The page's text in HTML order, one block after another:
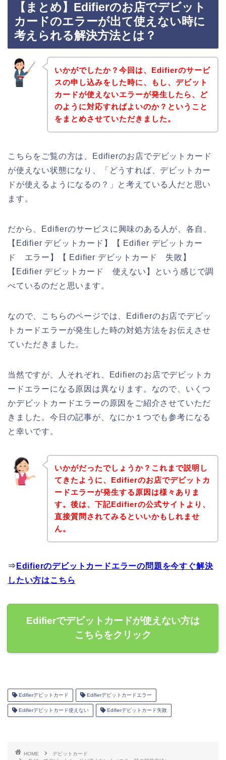
【まとめ】Edifierのお店でデビット
カードのエラーが出て使えない時に
考えられる解決方法とは？
いかがでしたか？今回は、Edifierのサービ
スの申し込みをした時に、もし、デビット
カードが使えないエラーが発生したら、ど
のように対応すればよいのか？ということ
をまとめさせていただきました。
こちらをご覧の方は、Edifierのお店でデビットカード
が使えない状態になり、「どうすれば、デビットカー
ドが使えるようになるの？」と考えている人だと思い
ます。
だから、Edifierのサービスに興味のある人が、各自、
【Edifier デビットカード】【 Edifier デビットカー
ド エラー】【 Edifier デビットカード 失敗】
【Edifier デビットカード 使えない】という感じで調
べているのだと思います。
なので、こちらのページでは、Edifierのお店でデビッ
トカードエラーが発生した時の対処方法をお伝えさせ
ていただきました。
当然ですが、人それぞれ、Edifierのお店でデビットカ
ードエラーになる原因は異なります。なので、いくつ
かデビットカードエラーの原因をご紹介させていただ
きました。今日の記事が、なにか１つでも参考になる
と幸いです。
いかがだったでしょうか？これまで説明し
てきたように、Edifierのお店でデビットカ
ードエラーが発生する原因は様々ありま
す。後は、下記Edifierの公式サイトより、
直接質問されてみるといいかもしれませ
ん。
⇒ Edifierのデビットカードエラーの問題を今すぐ解決
したい方はこちら
Edifierでデビットカードが使えない方は
こちらをクリック
Edifierデビットカード Edifierデビットカードエラー
Edifierデビットカード使えない Edifierデビットカード失敗
HOME
デビットカード